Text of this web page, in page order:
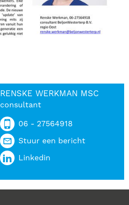
RENSKE WERKMAN MSC
consultant
06 - 27564918
Stuur een bericht
Linkedin